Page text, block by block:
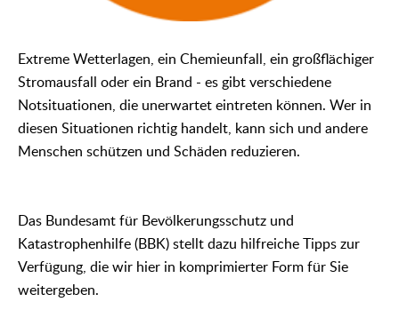
Extreme Wetterlagen, ein Chemieunfall, ein großflächiger
Stromausfall oder ein Brand - es gibt verschiedene
Notsituationen, die unerwartet eintreten können. Wer in
diesen Situationen richtig handelt, kann sich und andere
Menschen schützen und Schäden reduzieren.
Das Bundesamt für Bevölkerungsschutz und
Katastrophenhilfe (BBK) stellt dazu hilfreiche Tipps zur
Verfügung, die wir hier in komprimierter Form für Sie
weitergeben.